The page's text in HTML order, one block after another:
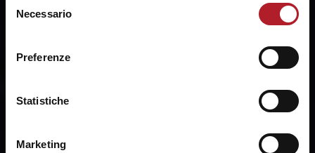
fruizione del sito. Potrai modificare le tue preferenze in
ogni momento mediante il link “Impostazione dei cookie”
a fine pagina. Per ulteriori informazioni ti invitiamo a
prendere visione della
delNecessario
Preferenze
Statistiche
Marketing